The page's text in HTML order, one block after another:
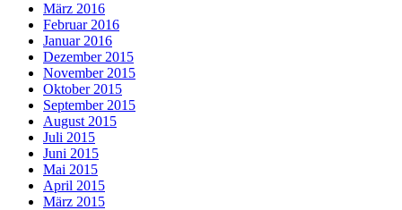
März 2016
Februar 2016
Januar 2016
Dezember 2015
November 2015
Oktober 2015
September 2015
August 2015
Juli 2015
Juni 2015
Mai 2015
April 2015
März 2015